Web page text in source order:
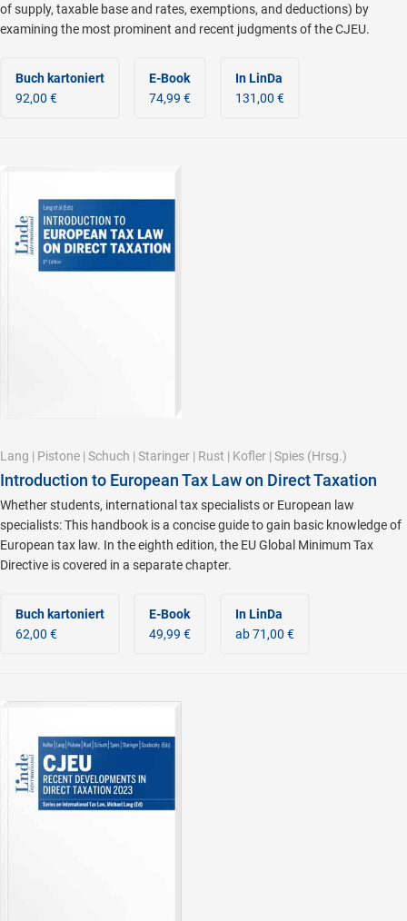
of supply, taxable base and rates, exemptions, and deductions) by
examining the most prominent and recent judgments of the CJEU.
Buch kartoniert
92,00 €
E-Book
74,99 €
In LinDa
131,00 €
Lang | Pistone | Schuch | Staringer | Rust | Kofler | Spies (Hrsg.)
Introduction to European Tax Law on Direct Taxation
Whether students, international tax specialists or European law
specialists: This handbook is a concise guide to gain basic knowledge of
European tax law. In the eighth edition, the EU Global Minimum Tax
Directive is covered in a separate chapter.
Buch kartoniert
62,00 €
E-Book
49,99 €
In LinDa
ab 71,00 €